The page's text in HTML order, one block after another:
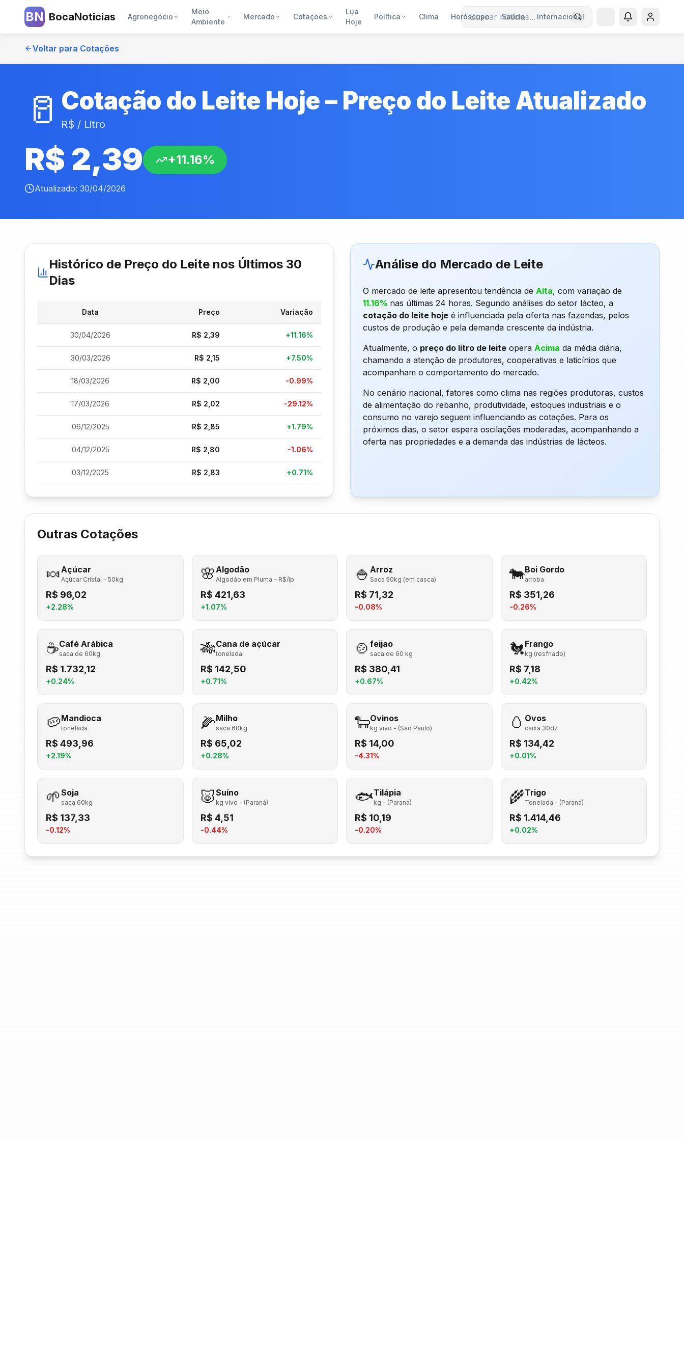
BN BocaNoticias Agronegócio
Meio
Ambiente
Mercado Cotações
Lua
Hoje
Política Clima Horóscopo Saúde Internacional
Buscar notícias
Voltar para Cotações
🥛 Cotação do Leite Hoje – Preço do Leite Atualizado
R$ / Litro
R$ 2,39 +11.16%
Atualizado: 30/04/2026
Histórico de Preço do Leite nos Últimos 30
Dias
Data Preço Variação
30/04/2026 R$ 2,39 +11.16%
30/03/2026 R$ 2,15 +7.50%
18/03/2026 R$ 2,00 -0.99%
17/03/2026 R$ 2,02 -29.12%
06/12/2025 R$ 2,85 +1.79%
04/12/2025 R$ 2,80 -1.06%
03/12/2025 R$ 2,83 +0.71%
02/12/2025 R$2,81 +1.08%
30/11/2025
Análise do Mercado de Leite
O mercado de leite apresentou tendência de Alta, com variação de
11.16% nas últimas 24 horas. Segundo análises do setor lácteo, a
cotação do leite hoje é influenciada pela oferta nas fazendas, pelos
custos de produção e pela demanda crescente da indústria.
Atualmente, o preço do litro de leite opera Acima da média diária,
chamando a atenção de produtores, cooperativas e laticínios que
acompanham o comportamento do mercado.
No cenário nacional, fatores como clima nas regiões produtoras, custos
de alimentação do rebanho, produtividade, estoques industriais e o
consumo no varejo seguem influenciando as cotações. Para os
próximos dias, o setor espera oscilações moderadas, acompanhando a
oferta nas propriedades e a demanda das indústrias de lácteos.
Outras Cotações
🍬Açúcar
Açúcar Cristal – 50kg
R$ 96,02
+2.28%
🌸Algodão
Algodão em Pluma – R$/lp
R$ 421,63
+1.07%
🍚 Arroz
Saca 50kg (em casca)
R$ 71,32
-0.08%
🐄Boi Gordo
arroba
R$ 351,26
-0.26%
☕Café Arábica
saca de 60kg
R$ 1.732,12
+0.24%
🎋Cana de açúcar
tonelada
R$ 142,50
+0.71%
🍲 feijao
saca de 60 kg
R$ 380,41
+0.67%
🐔Frango
kg (resfriado)
R$ 7,18
+0.42%
🥔Mandioca
tonelada
R$ 493,96
+2.19%
🌽Milho
saca 60kg
R$ 65,02
+0.28%
🐑Ovinos
kg vivo - (São Paulo)
R$ 14,00
-4.31%
🥚 Ovos
caixa 30dz
R$ 134,42
+0.01%
🌱Soja
saca 60kg
R$ 137,33
-0.12%
🐷Suíno
kg vivo - (Paraná)
R$ 4,51
-0.44%
🐟Tilápia
kg - (Paraná)
R$ 10,19
-0.20%
🌾Trigo
Tonelada - (Paraná)
R$ 1.414,46
+0.02%